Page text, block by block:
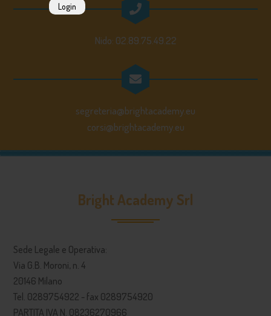
Login
Nido: 02.89.75.49.22
segreteria@brightacademy.eu
corsi@brightacademy.eu
Bright Academy Srl
Sede Legale e Operativa:
Via G.B. Moroni, n. 4
20146 Milano
Tel. 0289754922 - fax 0289754920
PARTITA IVA N. 08236270966